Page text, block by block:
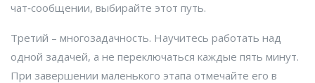
чат‑сообщении, выбирайте этот путь.
Третий – многозадачность. Научитесь работать над
одной задачей, а не переключаться каждые пять минут.
При завершении маленького этапа отмечайте его в